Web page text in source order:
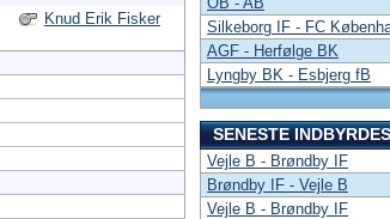
Knud Erik Fisker
Silkeborg IF - FC
AGF - Herfølge BK
Lyngby BK - Esbjerg fB
SENESTE INDBYRDES
Vejle B - Brøndby IF
Brøndby IF - Vejle B
Vejle B - Brøndby IF